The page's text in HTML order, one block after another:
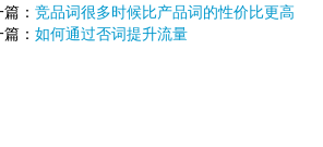
： 竞品词很多时候比产品词的性价比更高
： 如何通过否词提升流量